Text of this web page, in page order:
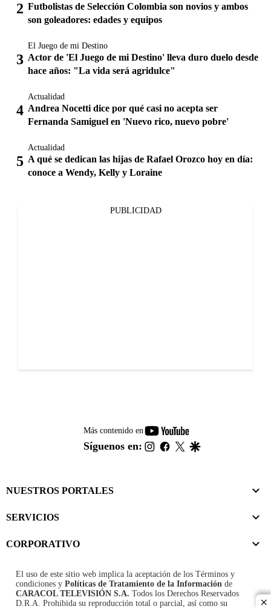
Futbolistas de Selección Colombia son novios y ambos
son goleadores: edades y equipos
El Juego de mi Destino
Actor de 'El Juego de mi Destino' lleva duro duelo desde
hace años: "La vida será agridulce"
Actualidad
Andrea Nocetti dice por qué casi no acepta ser
Fernanda Samiguel en 'Nuevo rico, nuevo pobre'
Actualidad
A qué se dedican las hijas de Rafael Orozco hoy en día:
conoce a Wendy, Kelly y Loraine
PUBLICIDAD
Más contenido en
youtube-
footer
Síguenos en: instagram
facebook
twitter
NUESTROS PORTALES
SERVICIOS
CORPORATIVO
El uso de este sitio web implica la aceptación de los Términos y
condiciones y Políticas de Tratamiento de la Información de
CARACOL TELEVISIÓN S.A. Todos los Derechos Reservados
D.R.A. Prohibida su reproducción total o parcial, así como su